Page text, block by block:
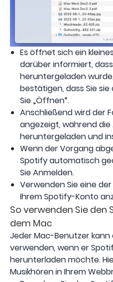
Es öffnet sich ein
darüber informiert,
heruntergeladen
bestätigen, dass Sie
Sie „Öffnen“.
Anschließend wird der
angezeigt, während
heruntergeladen und
Wenn der Vorgang
Spotify automatisch
Sie Anmelden.
Verwenden Sie eine
Ihrem Spotify-Konto
So verwenden Sie den
dem Mac
Jeder Mac-Benutzer
verwenden, wenn er
herunterladen möchte.
Musikhören in Ihrem